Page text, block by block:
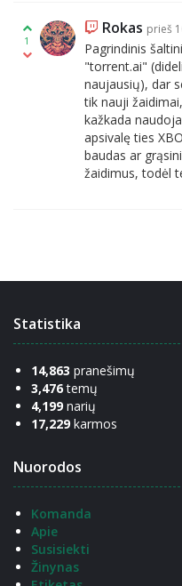
1
Rokas prieš
Pagrindinis
"torrent.ai"
naujausių), dar
tik nauji
kažkada
apsivalę ties
baudas ar
žaidimus, todėl
Statistika
14,863 pranešimų
3,476temų
4,199 narių
17,229 karmos
Nuorodos
Komanda
Apie
Susisiekti
Žinynas